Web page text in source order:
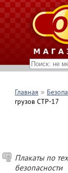
Главная
грузов СТР-17
Плакаты по
безопасности